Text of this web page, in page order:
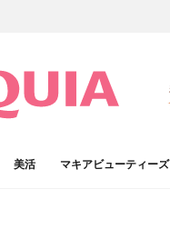
美活 マキアビューティーズ